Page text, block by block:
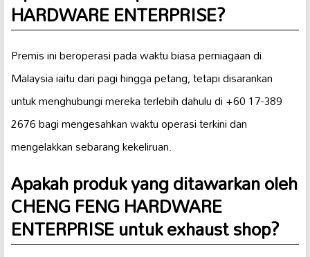
HARDWARE ENTERPRISE?
Premis ini beroperasi pada waktu biasa perniagaan di
Malaysia iaitu dari pagi hingga petang, tetapi disarankan
untuk menghubungi mereka terlebih dahulu di +60 17-389
2676 bagi mengesahkan waktu operasi terkini dan
mengelakkan sebarang kekeliruan.
Apakah produk yang ditawarkan oleh
CHENG FENG HARDWARE
ENTERPRISE untuk exhaust shop?